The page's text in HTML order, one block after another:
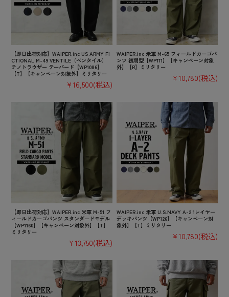
【即日出荷対応】WAIPER.inc US ARMY FI
CTIONAL M-49 VENTILE（ベンタイル）
チノトラウザー テーパード【WP1086】
【T】【キャンペーン対象外】ミリタリー
¥16,500(税込)
WAIPER.inc 米軍 M-65 フィールドカーゴパ
ンツ 初期型【WP111】【キャンペーン対象
外】【R】ミリタリー
¥10,780(税込)
【即日出荷対応】WAIPER.inc 米軍 M-51 フ
ィールドカーゴパンツ スタンダードモデル
【WP1160】【キャンペーン対象外】【T】
ミリタリー
¥13,750(税込)
WAIPER.inc 米軍 U.S.NAVY A-2 1レイヤー
デッキパンツ【WP126】【キャンペーン対
象外】【T】ミリタリー
¥10,780(税込)